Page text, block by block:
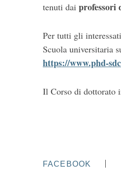
tenuti dai professori
Per tutti gli
Scuola universitaria
https://www.phd-
Il Corso di dottorato
FACEBOOK